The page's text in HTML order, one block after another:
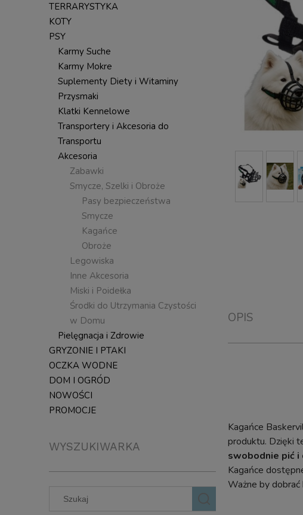
TERRARYSTYKA
KOTY
PSY
Karmy Suche
Karmy Mokre
Suplementy Diety i Witaminy
Przysmaki
Klatki Kennelowe
Transportery i Akcesoria do
Transportu
Akcesoria
Zabawki
Smycze, Szelki i Obroże
Pasy bezpieczeństwa
Smycze
Kagańce
Obroże
Legowiska
Inne Akcesoria
Miski i Poidełka
Środki do Utrzymania Czystości
w Domu
Pielęgnacja i Zdrowie
GRYZONIE I PTAKI
OCZKA WODNE
DOM I OGRÓD
NOWOŚCI
PROMOCJE
WYSZUKIWARKA
OPIS
Kagańce
produktu. Dzięki
swobodnie pić i
Kagańce
Ważne by dobrać